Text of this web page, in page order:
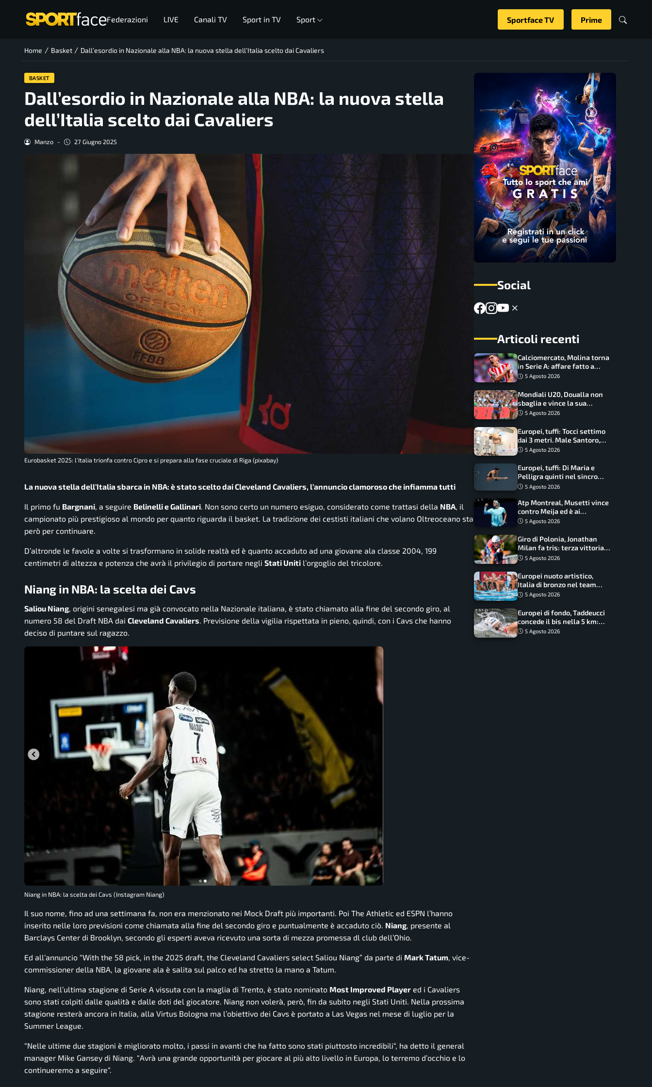
Federazioni LIVE Canali TV Sport in TV Sport Sportface TV Prime
Home / Basket / Dall’esordio in Nazionale alla NBA: la nuova stella dell’Italia scelto dai Cavaliers
BASKET
Dall’esordio in Nazionale alla NBA: la nuova stella
dell’Italia scelto dai Cavaliers
Manzo - 27 Giugno 2025
Eurobasket 2025: l'Italia trionfa contro Cipro e si prepara alla fase cruciale di Riga (pixabay)
La nuova stella dell’Italia sbarca in NBA: è stato scelto dai Cleveland Cavaliers, l’annuncio clamoroso che infiamma tutti
Il primo fu Bargnani, a seguire Belinelli e Gallinari. Non sono certo un numero esiguo, considerato come trattasi della NBA, il
campionato più prestigioso al mondo per quanto riguarda il basket. La tradizione dei cestisti italiani che volano Oltreoceano sta
però per continuare.
D’altronde le favole a volte si trasformano in solide realtà ed è quanto accaduto ad una giovane ala classe 2004, 199
centimetri di altezza e potenza che avrà il privilegio di portare negli Stati Uniti l’orgoglio del tricolore.
Niang in NBA: la scelta dei Cavs
Saliou Niang , origini senegalesi ma già convocato nella Nazionale italiana, è stato chiamato alla fine del secondo giro, al
numero 58 del Draft NBA dai Cleveland Cavaliers . Previsione della vigilia rispettata in pieno, quindi, con i Cavs che hanno
deciso di puntare sul ragazzo.
Niang in NBA: la scelta dei Cavs (Instagram Niang)
Il suo nome, fino ad una settimana fa, non era menzionato nei Mock Draft più importanti. Poi The Athletic ed ESPN l’hanno
inserito nelle loro previsioni come chiamata alla fine del secondo giro e puntualmente è accaduto ciò. Niang , presente al
Barclays Center di Brooklyn, secondo gli esperti aveva ricevuto una sorta di mezza promessa dl club dell’Ohio.
Ed all’annuncio “With the 58 pick, in the 2025 draft, the Cleveland Cavaliers select Saliou Niang” da parte di Mark Tatum , vice-
commissioner della NBA, la giovane ala è salita sul palco ed ha stretto la mano a Tatum.
Niang, nell’ultima stagione di Serie A vissuta con la maglia di Trento, è stato nominato Most Improved Player ed i Cavaliers
sono stati colpiti dalle qualità e dalle doti del giocatore. Niang non volerà, però, fin da subito negli Stati Uniti. Nella prossima
stagione resterà ancora in Italia, alla Virtus Bologna ma l’obiettivo dei Cavs è portato a Las Vegas nel mese di luglio per la
Summer League.
“Nelle ultime due stagioni è migliorato molto, i passi in avanti che ha fatto sono stati piuttosto incredibili“, ha detto il general
manager Mike Gansey di Niang. “Avrà una grande opportunità per giocare al più alto livello in Europa, lo terremo d’occhio e lo
continueremo a seguire“.
Social
Articoli recenti
Calciomercato, Molina torna
in Serie A: affare fatto a
cifre sorprendenti
5 Agosto 2026
Mondiali U20, Doualla non
sbaglia e vince la sua
batteria sui 100 metri:
5 Agosto 2026
Europei, tuffi: Tocci settimo
dai 3 metri. Male Santoro,
Wesemann si prende l’oro
5 Agosto 2026
Europei, tuffi: Di Maria e
Pelligra quinti nel sincro
misto. Oro all’Ucraina
5 Agosto 2026
Atp Montreal, Musetti vince
contro Meija ed è ai
sedicesimi
5 Agosto 2026
Giro di Polonia, Jonathan
Milan fa tris: terza vittoria
consecutiva e primato
5 Agosto 2026
Europei nuoto artistico,
Italia di bronzo nel team
acrobatic: terzo podio
5 Agosto 2026
Europei di fondo, Taddeucci
concede il bis nella 5 km:
oro azzurro, Pozzobon
5 Agosto 2026